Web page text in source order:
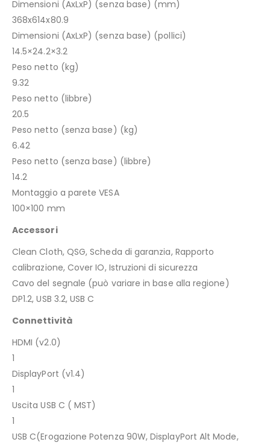
Dimensioni (AxLxP) (senza base) (mm)
368x614x80.9
Dimensioni (AxLxP) (senza base) (pollici)
14.5×24.2×3.2
Peso netto (kg)
9.32
Peso netto (libbre)
20.5
Peso netto (senza base) (kg)
6.42
Peso netto (senza base) (libbre)
14.2
Montaggio a parete VESA
100×100 mm
Accessori
Clean Cloth, QSG, Scheda di garanzia, Rapporto
calibrazione, Cover IO, Istruzioni di sicurezza
Cavo del segnale (può variare in base alla regione)
DP1.2, USB 3.2, USB C
Connettività
HDMI (v2.0)
1
DisplayPort (v1.4)
1
Uscita USB C ( MST)
1
USB C(Erogazione Potenza 90W, DisplayPort Alt Mode,